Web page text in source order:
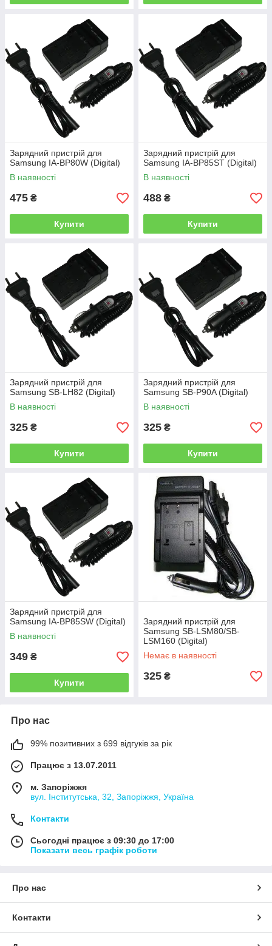
Зарядний пристрій для
Samsung IA-BP80W (Digital)
В наявності
475 ₴
Купити
Зарядний пристрій для
Samsung IA-BP85ST (Digital)
В наявності
488 ₴
Купити
Зарядний пристрій для
Samsung SB-LH82 (Digital)
В наявності
325 ₴
Купити
Зарядний пристрій для
Samsung SB-P90A (Digital)
В наявності
325 ₴
Купити
Зарядний пристрій для
Samsung IA-BP85SW (Digital)
В наявності
349 ₴
Купити
Зарядний пристрій для
Samsung SB-LSM80/SB-
LSM160 (Digital)
Немає в наявності
325 ₴
Про нас
99% позитивних з 699 відгуків за рік
Працює з 13.07.2011
м. Запоріжжя
вул. Інститутська, 32, Запоріжжя, Україна
Контакти
Сьогодні працює з 09:30 до 17:00
Показати весь графік роботи
Про нас
Контакти